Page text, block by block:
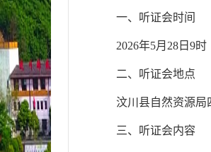
一、听证会时间
2026年5月28日9时
二、听证会地点
汶川县自然资源局
三、听证会内容